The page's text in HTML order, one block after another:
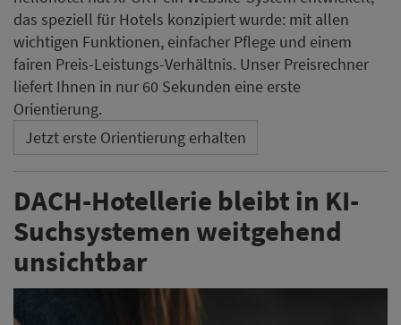
das speziell für Hotels konzipiert wurde: mit allen
wichtigen Funktionen, einfacher Pflege und einem
fairen Preis-Leistungs-Verhältnis. Unser Preisrechner
liefert Ihnen in nur 60 Sekunden eine erste
Orientierung.
Jetzt erste Orientierung erhalten
DACH-Hotellerie bleibt in KI-
Suchsystemen weitgehend
unsichtbar